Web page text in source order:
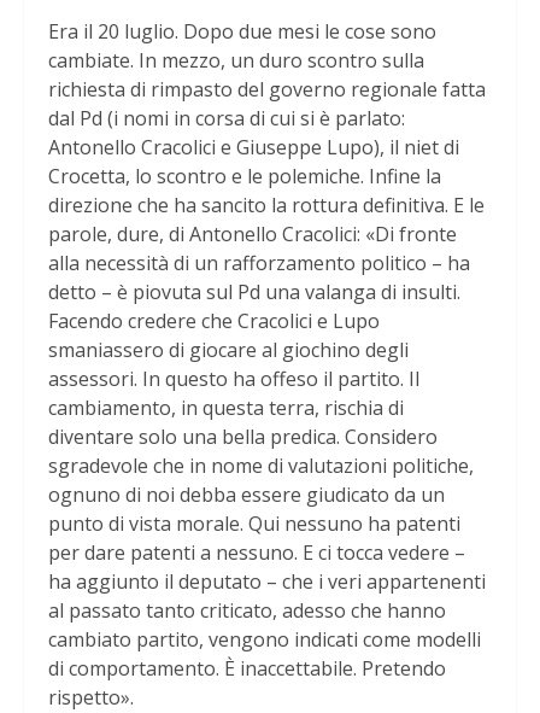
Era il 20 luglio. Dopo due mesi le cose sono
cambiate. In mezzo, un duro scontro sulla
richiesta di rimpasto del governo regionale fatta
dal Pd (i nomi in corsa di cui si è parlato:
Antonello Cracolici e Giuseppe Lupo), il niet di
Crocetta, lo scontro e le polemiche. Infine la
direzione che ha sancito la rottura definitiva. E le
parole, dure, di Antonello Cracolici: «Di fronte
alla necessità di un rafforzamento politico – ha
detto – è piovuta sul Pd una valanga di insulti.
Facendo credere che Cracolici e Lupo
smaniassero di giocare al giochino degli
assessori. In questo ha offeso il partito. Il
cambiamento, in questa terra, rischia di
diventare solo una bella predica. Considero
sgradevole che in nome di valutazioni politiche,
ognuno di noi debba essere giudicato da un
punto di vista morale. Qui nessuno ha patenti
per dare patenti a nessuno. E ci tocca vedere –
ha aggiunto il deputato – che i veri appartenenti
al passato tanto criticato, adesso che hanno
cambiato partito, vengono indicati come modelli
di comportamento. È inaccettabile. Pretendo
rispetto».